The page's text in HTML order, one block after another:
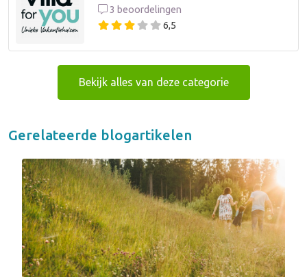
3 beoordelingen
6,5
Bekijk alles van deze categorie
Gerelateerde blogartikelen